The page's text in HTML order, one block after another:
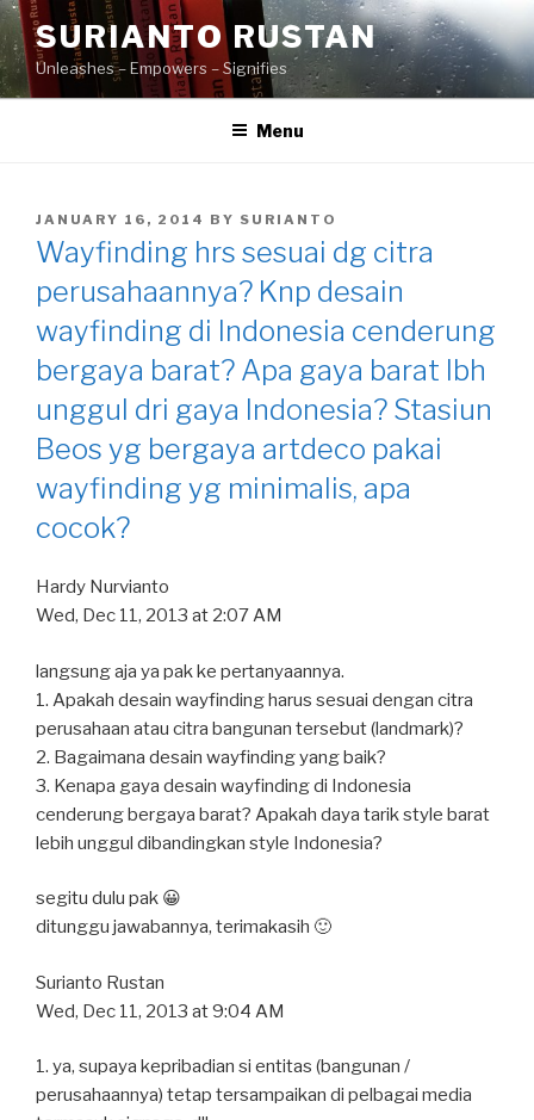
Skip
to
content
SURIANTO RUSTAN
Unleashes – Empowers – Signifies
Menu
POSTED
ON
JANUARY 16, 2014 BY SURIANTO
Wayfinding hrs sesuai dg citra
perusahaannya? Knp desain
wayfinding di Indonesia cenderung
bergaya barat? Apa gaya barat lbh
unggul dri gaya Indonesia? Stasiun
Beos yg bergaya artdeco pakai
wayfinding yg minimalis, apa
cocok?
Hardy Nurvianto
Wed, Dec 11, 2013 at 2:07 AM
langsung aja ya pak ke pertanyaannya.
1. Apakah desain wayfinding harus sesuai dengan citra
perusahaan atau citra bangunan tersebut (landmark)?
2. Bagaimana desain wayfinding yang baik?
3. Kenapa gaya desain wayfinding di Indonesia
cenderung bergaya barat? Apakah daya tarik style barat
lebih unggul dibandingkan style Indonesia?
segitu dulu pak 😀
ditunggu jawabannya, terimakasih 🙂
Surianto Rustan
Wed, Dec 11, 2013 at 9:04 AM
1. ya, supaya kepribadian si entitas (bangunan /
perusahaannya) tetap tersampaikan di pelbagai media